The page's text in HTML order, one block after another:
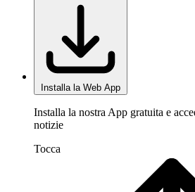
Installa la Web App
Installa la nostra App gratuita e
notizie
Tocca